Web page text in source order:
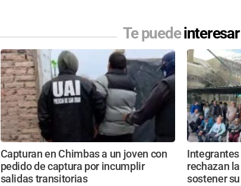
Te puedeinteresar
Capturan en Chimbas a un joven con
pedido de captura por incumplir
salidas transitorias
rechazan
sostener